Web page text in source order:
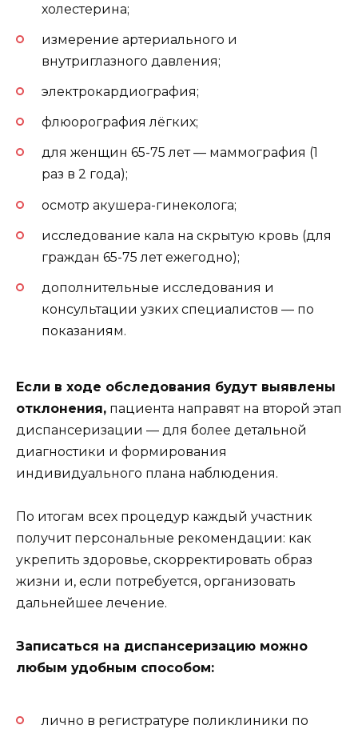
холестерина;
измерение артериального и
внутриглазного давления;
электрокардиография;
флюорография лёгких;
для женщин 65-75 лет — маммография (1
раз в 2 года);
осмотр акушера-гинеколога;
исследование кала на скрытую кровь (для
граждан 65-75 лет ежегодно);
дополнительные исследования и
консультации узких специалистов — по
показаниям.
Если в ходе обследования будут выявлены
отклонения, пациента направят на второй этап
диспансеризации — для более детальной
диагностики и формирования
индивидуального плана наблюдения.
По итогам всех процедур каждый участник
получит персональные рекомендации: как
укрепить здоровье, скорректировать образ
жизни и, если потребуется, организовать
дальнейшее лечение.
Записаться на диспансеризацию можно
любым удобным способом:
лично в регистратуре поликлиники по